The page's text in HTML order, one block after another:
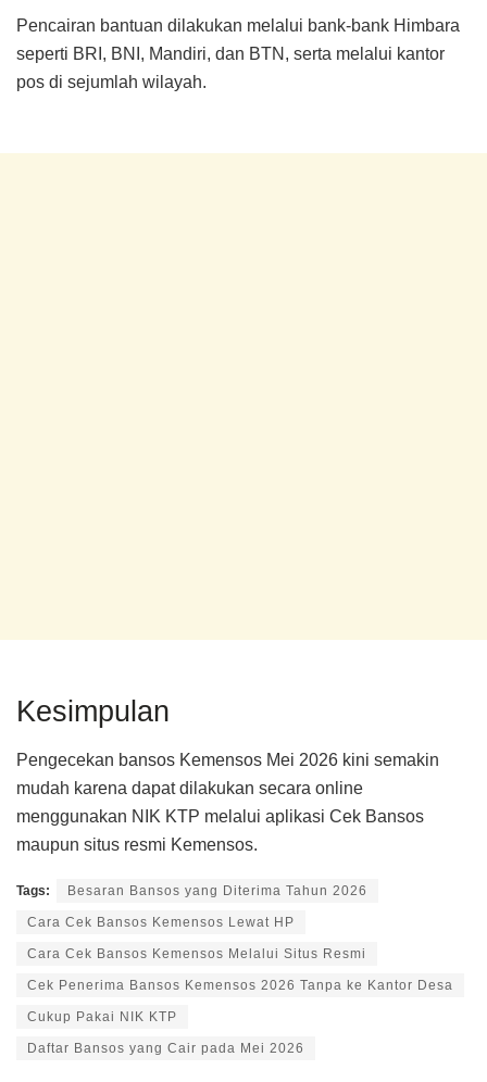
Pencairan bantuan dilakukan melalui bank-bank Himbara
seperti BRI, BNI, Mandiri, dan BTN, serta melalui kantor
pos di sejumlah wilayah.
Kesimpulan
Pengecekan bansos Kemensos Mei 2026 kini semakin
mudah karena dapat dilakukan secara online
menggunakan NIK KTP melalui aplikasi Cek Bansos
maupun situs resmi Kemensos.
Tags: Besaran Bansos yang Diterima Tahun 2026
Cara Cek Bansos Kemensos Lewat HP
Cara Cek Bansos Kemensos Melalui Situs Resmi
Cek Penerima Bansos Kemensos 2026 Tanpa ke Kantor Desa
Cukup Pakai NIK KTP
Daftar Bansos yang Cair pada Mei 2026